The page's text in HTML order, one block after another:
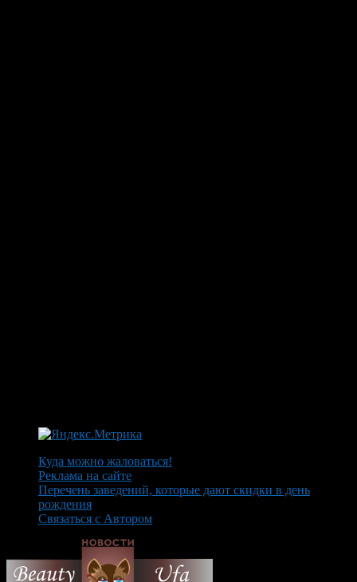
Куда можно жаловаться!
Реклама на сайте
Перечень заведений, которые дают скидки в день
рождения
Связаться с Автором